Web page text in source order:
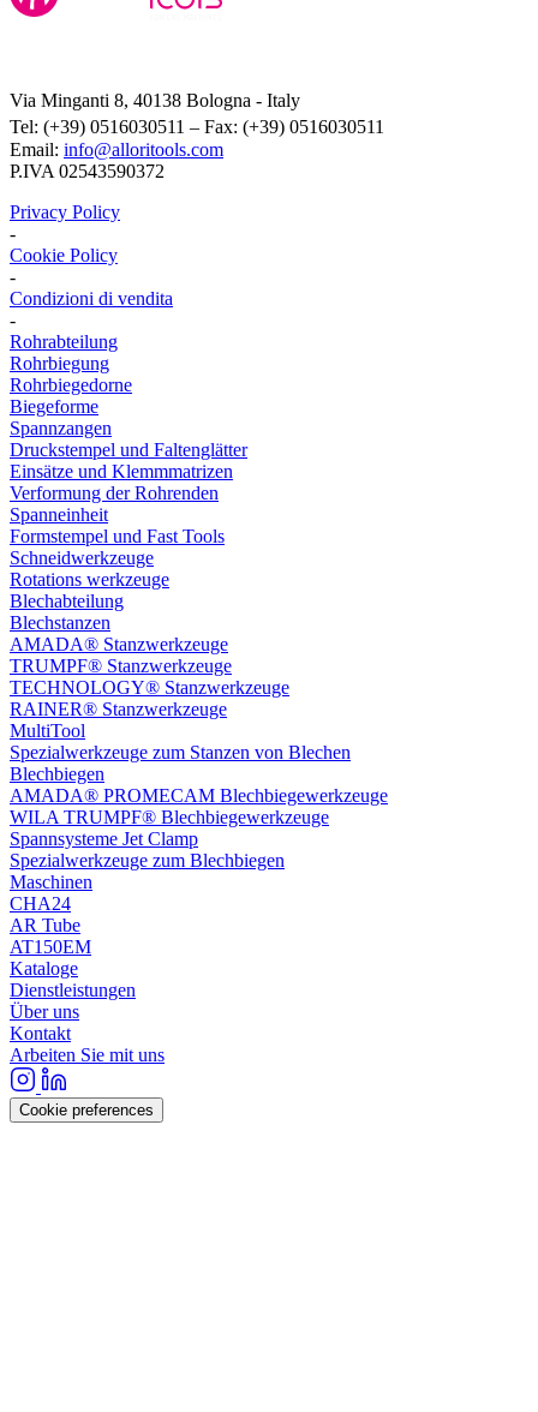
Via Minganti 8, 40138 Bologna - Italy
Tel: (+39) 0516030511 – Fax: (+39) 0516030511
Email: info@alloritools.com
P.IVA 02543590372
Privacy Policy
-
Cookie Policy
-
Condizioni di vendita
-
Rohrabteilung
Rohrbiegung
Rohrbiegedorne
Biegeforme
Spannzangen
Druckstempel und Faltenglätter
Einsätze und Klemmmatrizen
Verformung der Rohrenden
Spanneinheit
Formstempel und Fast Tools
Schneidwerkzeuge
Rotations werkzeuge
Blechabteilung
Blechstanzen
AMADA® Stanzwerkzeuge
TRUMPF® Stanzwerkzeuge
TECHNOLOGY® Stanzwerkzeuge
RAINER® Stanzwerkzeuge
MultiTool
Spezialwerkzeuge zum Stanzen von Blechen
Blechbiegen
AMADA® PROMECAM Blechbiegewerkzeuge
WILA TRUMPF® Blechbiegewerkzeuge
Spannsysteme Jet Clamp
Spezialwerkzeuge zum Blechbiegen
Maschinen
CHA24
AR Tube
AT150EM
Kataloge
Dienstleistungen
Über uns
Kontakt
Arbeiten Sie mit uns
Cookie preferences